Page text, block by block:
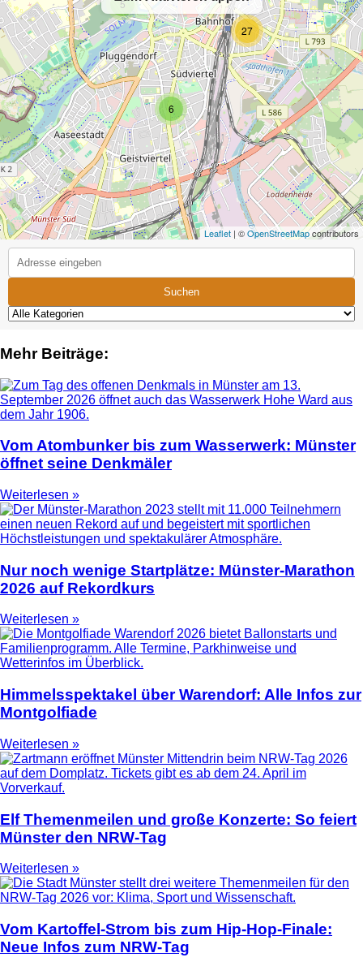
6
27
5
Leaflet | ©OpenStreetMapcontributors
Suchen
Mehr Beiträge:
Vom Atombunker bis zum Wasserwerk: Münster
öffnet seine Denkmäler
Weiterlesen »
Nur noch wenige Startplätze: Münster-Marathon
2026 auf Rekordkurs
Weiterlesen »
Himmelsspektakel über Warendorf: Alle Infos zur
Montgolfiade
Weiterlesen »
Elf Themenmeilen und große Konzerte: So feiert
Münster den NRW-Tag
Weiterlesen »
Vom Kartoffel-Strom bis zum Hip-Hop-Finale:
Neue Infos zum NRW-Tag